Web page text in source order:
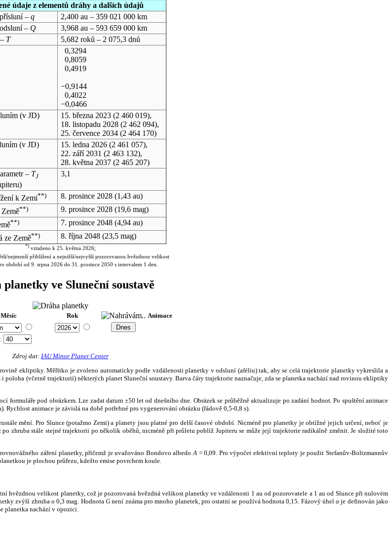
údaje z elementů dráhy a dalších údajů
– q
2,400 au – 359 021 000 km
– Q
3,968 au – 593 659 000 km
T
5,682 roků – 2 075,3 dnů
0,3294
0,8059
0,4919
−0,9144
0,4022
−0,0466
(v JD) 15. března 2023(2 460 019),
18. listopadu 2028(2 462 094),
25. července 2034(2 464 170)
(v JD) 15. ledna 2026(2 461 057),
22. září 2031 (2 463 132),
28. května 2037(2 465 207)
– TJ 3,1
k Zemi**) 8. prosince 2028(1,43 au)
**) 9. prosince 2028(19,6 mag)
**) 7. prosince 2048(4,94 au)
ze Země**) 8. října 2048(23,5 mag)
*)vztaženo k 25. května 2026;
nejmenší přiblížení a nejnižší/nejvyšší pozorovanou hvězdnou velikost
období od 9. srpna 2026 do 31. prosince 2050 s intervalem 1 den.
planetky ve Sluneční soustavě
Měsíc Rok Animace
:
Zdroj dat: IAU Minor Planet Center
ekliptiky. Měřítko je zvoleno automaticky podle vzdálenosti planetky v odsluní (aféliu) tak, aby se celá trajektorie planetky vykreslila a
(včetně trajektorií) některých planet Sluneční soustavy. Barva čáry trajektorie naznačuje, zda se planetka nachází nad rovinou ekliptiky
formuláře pod obrázkem. Lze zadat datum ±50 let od dnešního dne. Obrázek se průběžně aktualizuje po zadání hodnot. Po spuštění animace
animace je závislá na době potřebné pro vygenerování obrázku (řádově 0,5-0,8 s).
mění. Pro Slunce (potažmo Zemi) a planety jsou platné pro delší časové období. Nicméně pro planetky je obtížné jejich určení, neboť je
zhruba stále stejné trajektorii po několik oběhů, nicméně při průletu poblíž Jupiteru se může její trajektorie radikálně změnit. Je složité toto
záření planetky, přičemž je uvažováno Bondovo albedo A = 0,09. Pro výpočet efektivní teploty je použit Stefanův-Boltzmannův
je plochou průřezu, kdežto emise povrchem koule.
hvězdnou velikost planetky, což je pozorovaná hvězdná velikost planetky ve vzdálenosti 1 au od pozorovatele a 1 au od Slunce při nulovém
zvýší zhruba o 0,3 mag. HodnotaG není známa pro mnoho planetek, pro ostatní se používá hodnota 0,15. Fázový úhelα je definován jako
planetka nachází v opozici.